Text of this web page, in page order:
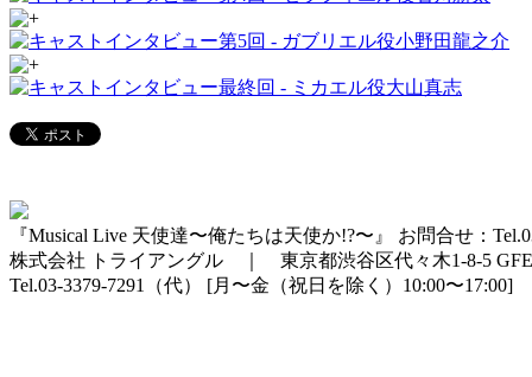
『Musical Live 天使達〜俺たちは天使か!?〜』 お問合せ：
株式会社 トライアングル ｜ 東京都渋谷区代々木1-8-5
Tel.03-3379-7291（代） [月〜金（祝日を除く）10:00〜